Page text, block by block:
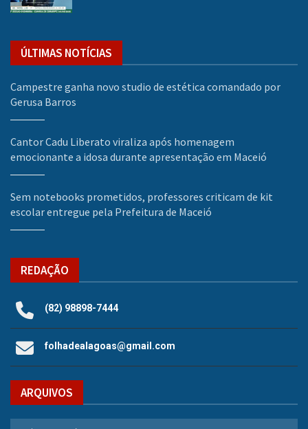
ÚLTIMAS NOTÍCIAS
Campestre ganha novo studio de estética comandado por
Gerusa Barros
Cantor Cadu Liberato viraliza após homenagem
emocionante a idosa durante apresentação em Maceió
Sem notebooks prometidos, professores criticam de kit
escolar entregue pela Prefeitura de Maceió
REDAÇÃO
(82) 98898-7444
folhadealagoas@gmail.com
ARQUIVOS